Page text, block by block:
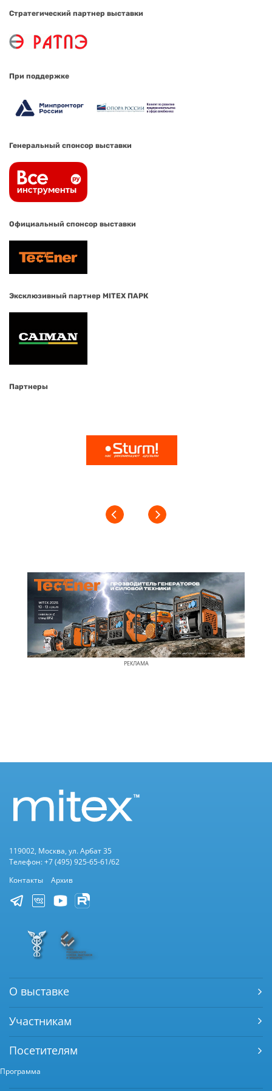
Стратегический партнер выставки
При поддержке
Генеральный спонсор выставки
Официальный спонсор выставки
Эксклюзивный партнер MITEX ПАРК
Партнеры
РЕКЛАМА
119002, Москва, ул. Арбат 35
Телефон: +7 (495) 925-65-61/62
Контакты
Архив
О выставке
Участникам
Посетителям
Программа